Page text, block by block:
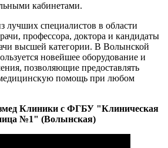
кабинетами.
лучших специалистов в области
профессора, доктора и кандидаты
высшей категории. В Волынской
новейшее оборудование и
позволяющие предоставлять
помощь при любом
Клиники с ФГБУ "Клиническая
№1" (Волынская)